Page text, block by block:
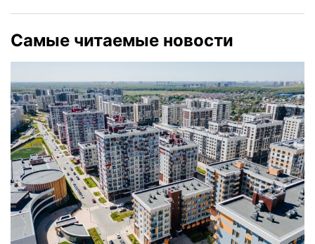
Самые читаемые новости